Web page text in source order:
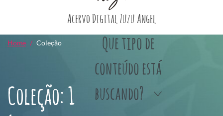
Acervo Digital Zuzu Angel
Que tipo de
conteúdo está
buscando?
Home Coleção
Coleção: 1